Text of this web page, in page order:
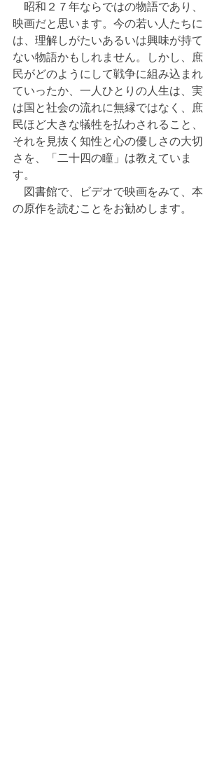
昭和２７年ならではの物語であり、
映画だと思います。今の若い人たちに
は、理解しがたいあるいは興味が持て
ない物語かもしれません。しかし、庶
民がどのようにして戦争に組み込まれ
ていったか、一人ひとりの人生は、実
は国と社会の流れに無縁ではなく、庶
民ほど大きな犠牲を払わされること、
それを見抜く知性と心の優しさの大切
さを、「二十四の瞳」は教えていま
す。
図書館で、ビデオで映画をみて、本
の原作を読むことをお勧めします。